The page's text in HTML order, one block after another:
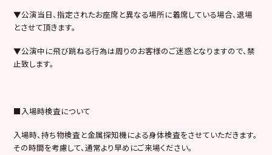
▼公演当日、指定されたお座席と異なる場所に着席している場合、退場
とさせて頂きます。
▼公演中に飛び跳ねる行為は周りのお客様のご迷惑となりますので、禁
止致します。
■入場時検査について
入場時、持ち物検査と金属探知機による身体検査をさせていただきます。
その時間を考慮して、通常より早めにご来場ください。